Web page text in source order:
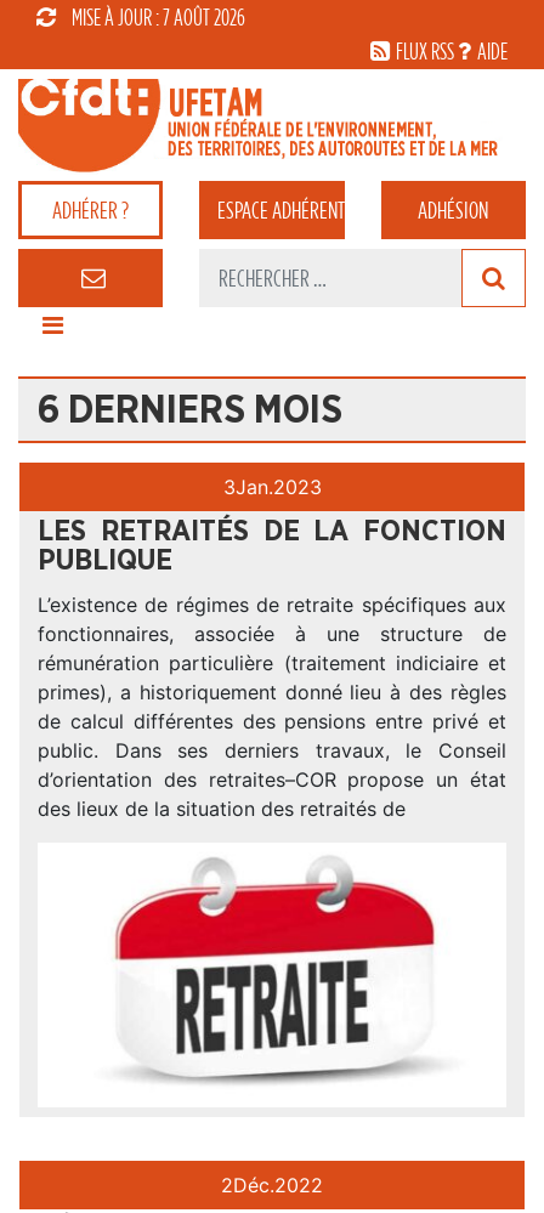
MISE À JOUR : 7 AOÛT 2026
FLUX RSS
AIDE
ADHÉRER ? ESPACEADHÉRENT ADHÉSION
6 DERNIERS MOIS
3Jan.2023
LES RETRAITÉS DE LA FONCTION
PUBLIQUE
L’existence de régimes de retraite spécifiques aux
fonctionnaires, associée à une structure de
rémunération particulière (traitement indiciaire et
primes), a historiquement donné lieu à des règles
de calcul différentes des pensions entre privé et
public. Dans ses derniers travaux, le Conseil
d’orientation des retraites–COR propose un état
des lieux de la situation des retraités de
2Déc.2022